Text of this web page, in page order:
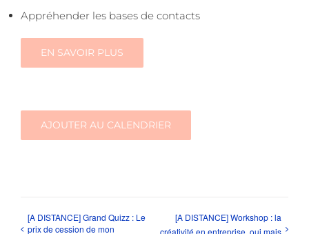
Appréhender les bases de contacts
EN SAVOIR PLUS
AJOUTER AU CALENDRIER
[A DISTANCE] Grand Quizz : Le
prix de cession de mon
[A DISTANCE] Workshop : la
créativité en entreprise, oui mais